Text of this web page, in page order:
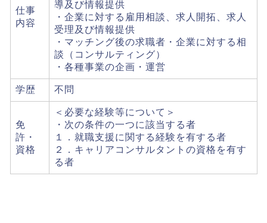
仕事
内容
導及び情報提供
・企業に対する雇用相談、求人開拓、求人
受理及び情報提供
・マッチング後の求職者・企業に対する相
談（コンサルティング）
・各種事業の企画・運営
学歴 不問
免
許・
資格
＜必要な経験等について＞
・次の条件の一つに該当する者
１．就職支援に関する経験を有する者
２．キャリアコンサルタントの資格を有す
る者